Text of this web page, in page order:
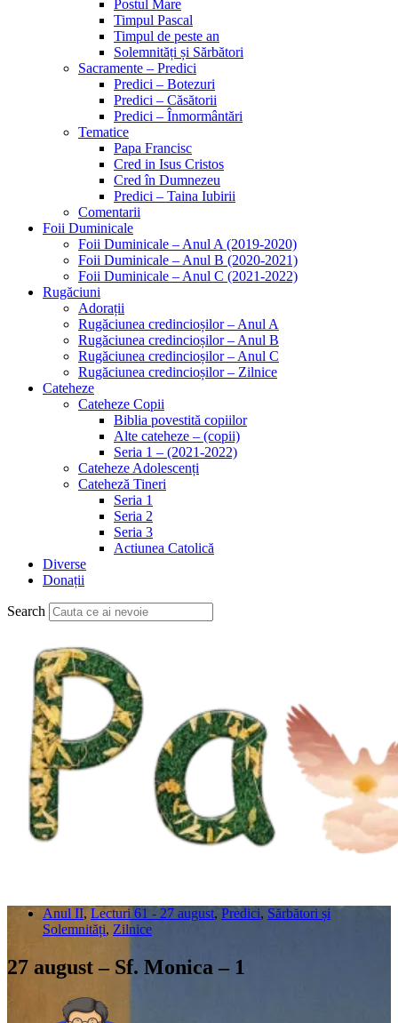
Postul Mare
Timpul Pascal
Timpul de peste an
Solemnități și Sărbători
Sacramente – Predici
Predici – Botezuri
Predici – Căsătorii
Predici – Înmormântări
Tematice
Papa Francisc
Cred in Isus Cristos
Cred în Dumnezeu
Predici – Taina Iubirii
Comentarii
Foii Duminicale
Foii Duminicale – Anul A (2019-2020)
Foii Duminicale – Anul B (2020-2021)
Foii Duminicale – Anul C (2021-2022)
Rugăciuni
Adorații
Rugăciunea credincioșilor – Anul A
Rugăciunea credincioșilor – Anul B
Rugăciunea credincioșilor – Anul C
Rugăciunea credincioșilor – Zilnice
Cateheze
Cateheze Copii
Biblia povestită copiilor
Alte cateheze – (copii)
Seria 1 – (2021-2022)
Cateheze Adolescenți
Cateheză Tineri
Seria 1
Seria 2
Seria 3
Actiunea Catolică
Diverse
Donații
Search
Anul II, Lecturi 61 - 27 august, Predici, Sărbători și
Solemnități, Zilnice
27 august – Sf. Monica – 1